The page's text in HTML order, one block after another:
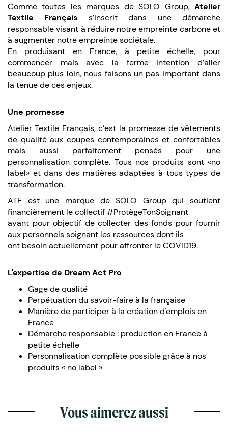
Comme toutes les marques de SOLO Group, Atelier
Textile Français s’inscrit dans une démarche
responsable visant à réduire notre empreinte carbone et
à augmenter notre empreinte sociétale.
En produisant en France, à petite échelle, pour
commencer mais avec la ferme intention d’aller
beaucoup plus loin, nous faisons un pas important dans
la tenue de ces enjeux.
Une promesse
Atelier Textile Français, c’est la promesse de vêtements
de qualité aux coupes contemporaines et confortables
mais aussi parfaitement pensés pour une
personnalisation complète. Tous nos produits sont «no
label» et dans des matières adaptées à tous types de
transformation.
ATF est une marque de SOLO Group qui soutient
financièrement le collectif #ProtègeTonSoignant
ayant pour objectif de collecter des fonds pour fournir
aux personnels soignant les ressources dont ils
ont besoin actuellement pour affronter le COVID19.
L'expertise de Dream Act Pro
Gage de qualité
Perpétuation du savoir-faire à la française
Manière de participer à la création d'emplois en
France
Démarche responsable : production en France à
petite échelle
Personnalisation complète possible grâce à nos
produits « no label »
Vous aimerez aussi